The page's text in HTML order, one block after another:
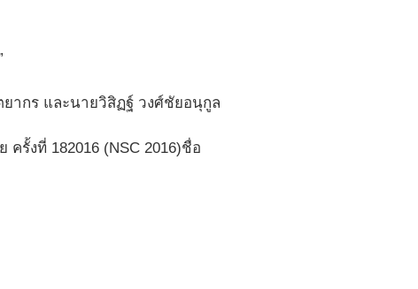
ากร และนายวิสิฏฐ์ วงศ์ชัยอนุกูล
รั้งที่ 182016 (NSC 2016)ชื่อ